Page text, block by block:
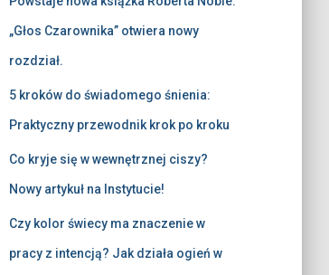
„Głos Czarownika” otwiera nowy
rozdział.
5 kroków do świadomego śnienia:
Praktyczny przewodnik krok po kroku
Co kryje się w wewnętrznej ciszy?
Nowy artykuł na Instytucie!
Czy kolor świecy ma znaczenie w
pracy z intencją? Jak działa ogień w